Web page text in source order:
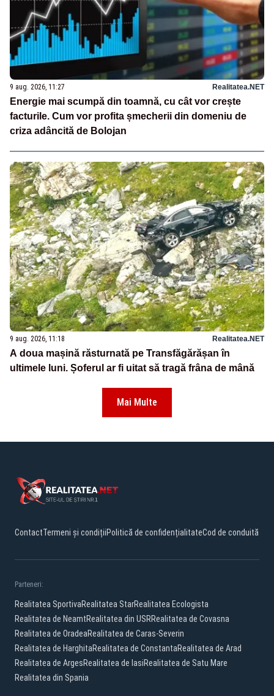
9 aug. 2026, 11:27 Realitatea.NET
Energie mai scumpă din toamnă, cu cât vor crește
facturile. Cum vor profita șmecherii din domeniu de
criza adâncită de Bolojan
9 aug. 2026, 11:18 Realitatea.NET
A doua mașină răsturnată pe Transfăgărășan în
ultimele luni. Șoferul ar fi uitat să tragă frâna de mână
Mai Multe
ContactTermeni și condițiiPolitică de confidențialitateCod de conduită
Parteneri:
Realitatea SportivaRealitatea StarRealitatea Ecologista
Realitatea de NeamtRealitatea din USRRealitatea de Covasna
Realitatea de OradeaRealitatea de Caras-Severin
Realitatea de HarghitaRealitatea de ConstantaRealitatea de Arad
Realitatea de ArgesRealitatea de IasiRealitatea de Satu Mare
Realitatea din Spania